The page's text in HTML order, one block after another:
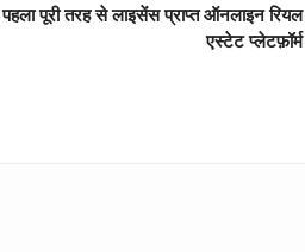
पूरी तरह से लाइसेंस प्राप्त ऑनलाइन रियल
एस्टेट प्लेटफ़ॉर्म